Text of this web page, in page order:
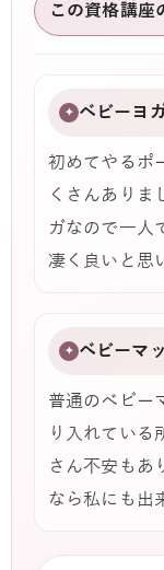
この資格講座
✦ ベビーヨ
初めてやるポ
くさんありま
ガなので一人
凄く良いと思
✦ ベビーマ
普通のベビー
り入れている
さん不安もあ
なら私にも出